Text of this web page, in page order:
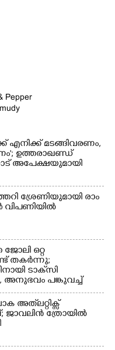
എനിക്ക് മടങ്ങിവരണം,
ഉത്തരാഖണ്ഡ്
അപേക്ഷയുമായി
​ശ്രേ​ണി​യു​മാ​യി​ ​രാം​
വിപണിയിൽ
ഒറ്റ
തകർന്നു;
ടാക്‌സി
അനുഭവം പങ്കുവച്ച്
അത്‌ലറ്റിക്സ്
ജാവലിൻ ത്രോയിൽ